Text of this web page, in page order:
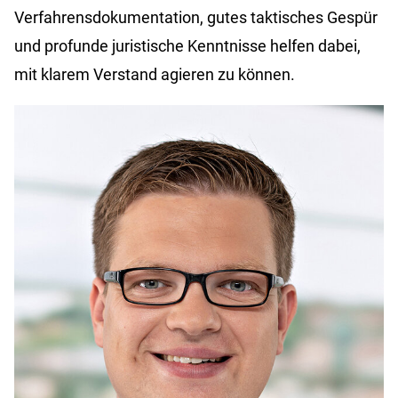
Verfahrensdokumentation, gutes taktisches Gespür
und profunde juristische Kenntnisse helfen dabei,
mit klarem Verstand agieren zu können.